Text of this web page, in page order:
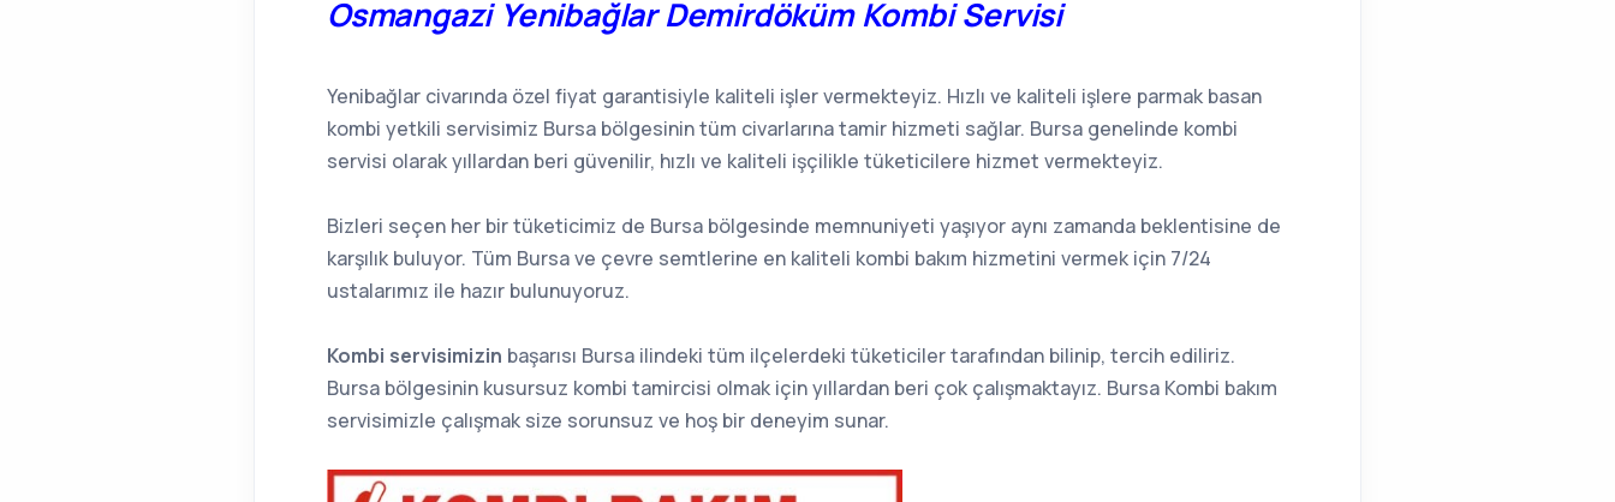
Osmangazi Yenibağlar Demirdöküm Kombi Servisi
Yenibağlar civarında özel fiyat garantisiyle kaliteli işler vermekteyiz. Hızlı ve kaliteli işlere parmak basan
kombi yetkili servisimiz Bursa bölgesinin tüm civarlarına tamir hizmeti sağlar. Bursa genelinde kombi
servisi olarak yıllardan beri güvenilir, hızlı ve kaliteli işçilikle tüketicilere hizmet vermekteyiz.
Bizleri seçen her bir tüketicimiz de Bursa bölgesinde memnuniyeti yaşıyor aynı zamanda beklentisine de
karşılık buluyor. Tüm Bursa ve çevre semtlerine en kaliteli kombi bakım hizmetini vermek için 7/24
ustalarımız ile hazır bulunuyoruz.
Kombi servisimizin başarısı Bursa ilindeki tüm ilçelerdeki tüketiciler tarafından bilinip, tercih ediliriz.
Bursa bölgesinin kusursuz kombi tamircisi olmak için yıllardan beri çok çalışmaktayız. Bursa Kombi bakım
servisimizle çalışmak size sorunsuz ve hoş bir deneyim sunar.